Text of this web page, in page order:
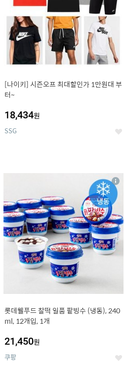
[나이키] 시즌오프 최대할인가 1만원대 부
터~
18,434원
SSG 좋
롯데웰푸드 찰떡 일품 팥빙수 (냉동), 240
ml, 12개입, 1개
21,450원
쿠팡 좋
상
세